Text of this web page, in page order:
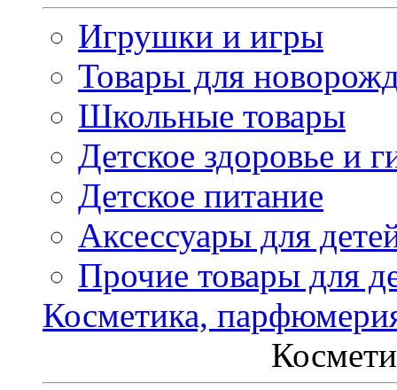
Игрушки и игры
Товары для
Школьные товары
Детское здоровье и
Детское питание
Аксессуары для
Прочие товары для
Косметика,